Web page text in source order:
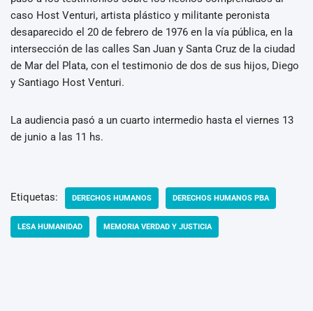
caso Host Venturi, artista plástico y militante peronista
desaparecido el 20 de febrero de 1976 en la vía pública, en la
intersección de las calles San Juan y Santa Cruz de la ciudad
de Mar del Plata, con el testimonio de dos de sus hijos, Diego
y Santiago Host Venturi.
La audiencia pasó a un cuarto intermedio hasta el viernes 13
de junio a las 11 hs.
Etiquetas: DERECHOS HUMANOS DERECHOS HUMANOS PBA
LESA HUMANIDAD MEMORIA VERDAD Y JUSTICIA